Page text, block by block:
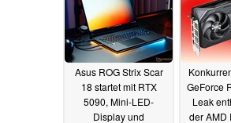
Asus ROG Strix Scar
18 startet mit RTX
5090, Mini-LED-
Display und
GeForce
Leak
der AMD